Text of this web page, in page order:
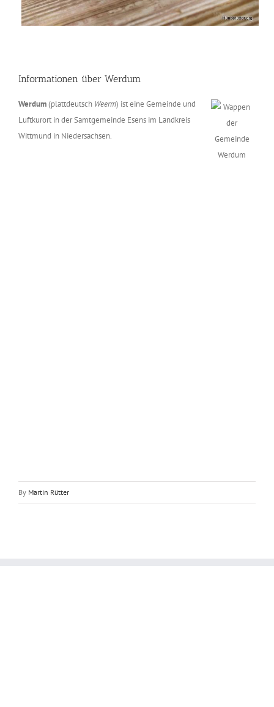
Informationen über Werdum
Werdum(plattdeutsch Weerm) ist eine Gemeinde und
Luftkurort in der Samtgemeinde Esens im Landkreis
Wittmund in Niedersachsen.
By Martin Rütter